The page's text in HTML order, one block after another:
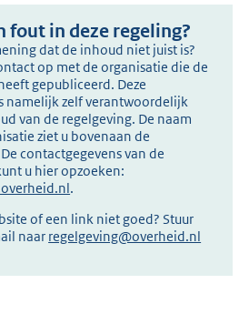
fout in deze regeling?
dat de inhoud niet juist is?
op met de organisatie die de
gepubliceerd. Deze
namelijk zelf verantwoordelijk
van de regelgeving. De naam
ziet u bovenaan de
contactgegevens van de
u hier opzoeken:
.
of een link niet goed? Stuur
naar regelgeving@overheid.nl